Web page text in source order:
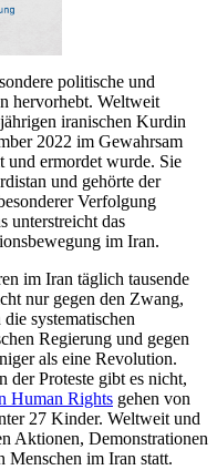
politische und
hervorhebt. Weltweit
iranischen Kurdin
2022 im Gewahrsam
und ermordet wurde. Sie
und gehörte der
Verfolgung
unterstreicht das
im Iran.
im Iran täglich tausende
nur gegen den Zwang,
systematischen
Regierung und gegen
als eine Revolution.
der Proteste gibt es nicht,
Human Rights gehen von
27 Kinder. Weltweit und
Aktionen, Demonstrationen
Menschen im Iran statt.